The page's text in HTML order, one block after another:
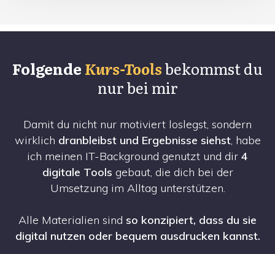
Folgende Kurs-Toolsbekommst du
nur bei mir
Damit du nicht nur motiviert loslegst, sondern
wirklich dranbleibst und Ergebnisse siehst, habe
ich meinen IT-Background genutzt und dir 4
digitale Tools gebaut, die dich bei der
Umsetzung im Alltag unterstützen.
Alle Materialien sind so konzipiert, dass du sie
digital nutzen oder bequem ausdrucken kannst.